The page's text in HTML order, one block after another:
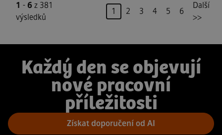
1 - 6 z 381
výsledků
Stránka
1 2 3 4 5 6
Další
>>
Každý den se objevují
nové pracovní
příležitosti
Získat doporučení od AI